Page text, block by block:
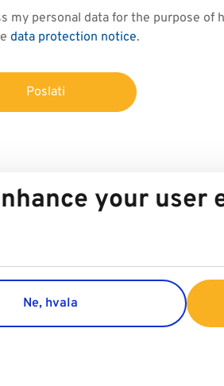
my personal data for the purpose of
data protection notice.
Poslati
your user
Ne, hvala